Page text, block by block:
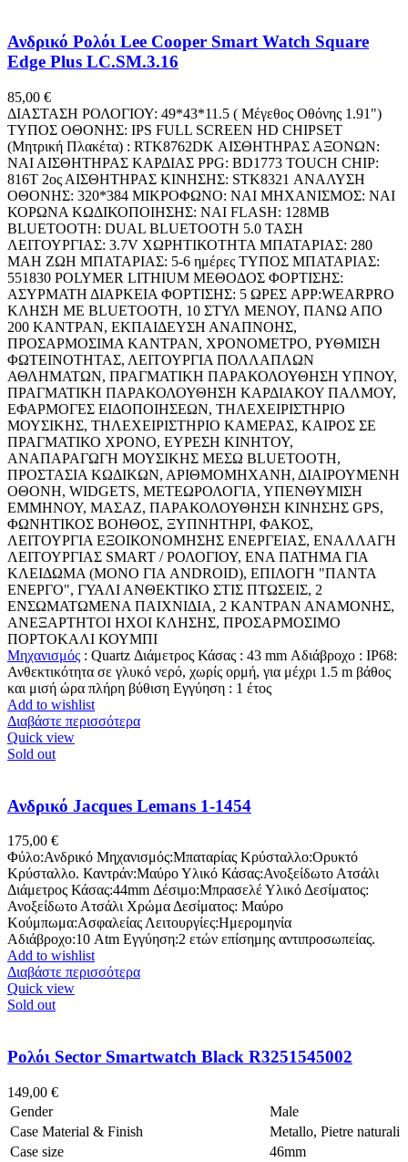
Ανδρικό Ρολόι Lee Cooper Smart Watch Square
Edge Plus LC.SM.3.16
85,00 €
ΔΙΑΣΤΑΣΗ ΡΟΛΟΓΙΟΥ: 49*43*11.5 ( Μέγεθος Οθόνης 1.91")
ΤΥΠΟΣ ΟΘΟΝΗΣ: IPS FULL SCREEN HD CHIPSET
(Μητρική Πλακέτα) : RTK8762DK ΑΙΣΘΗΤΗΡΑΣ ΑΞΟΝΩΝ:
ΝΑΙ ΑΙΣΘΗΤΗΡΑΣ ΚΑΡΔΙΑΣ PPG: BD1773 TOUCH CHIP:
816T 2ος ΑΙΣΘΗΤΗΡΑΣ ΚΙΝΗΣΗΣ: STK8321 ΑΝΑΛΥΣΗ
ΟΘΟΝΗΣ: 320*384 ΜΙΚΡΟΦΩΝΟ: ΝΑΙ ΜΗΧΑΝΙΣΜΟΣ: ΝΑΙ
ΚΟΡΩΝΑ ΚΩΔΙΚΟΠΟΙΗΣΗΣ: ΝΑΙ FLASH: 128MB
BLUETOOTH: DUAL BLUETOOTH 5.0 ΤΑΣΗ
ΛΕΙΤΟΥΡΓΙΑΣ: 3.7V ΧΩΡΗΤΙΚΟΤΗΤΑ ΜΠΑΤΑΡΙΑΣ: 280
MAH ΖΩΗ ΜΠΑΤΑΡΙΑΣ: 5-6 ημέρες ΤΥΠΟΣ ΜΠΑΤΑΡΙΑΣ:
551830 POLYMER LITHIUM ΜΕΘΟΔΟΣ ΦΟΡΤΙΣΗΣ:
ΑΣΥΡΜΑΤΗ ΔΙΑΡΚΕΙΑ ΦΟΡΤΙΣΗΣ: 5 ΩΡΕΣ APP:WEARPRO
ΚΛΗΣΗ ΜΕ BLUETOOTH, 10 ΣΤΥΛ ΜΕΝΟΥ, ΠΑΝΩ ΑΠΟ
200 ΚΑΝΤΡΑΝ, ΕΚΠΑΙΔΕΥΣΗ ΑΝΑΠΝΟΗΣ,
ΠΡΟΣΑΡΜΟΣΙΜΑ ΚΑΝΤΡΑΝ, ΧΡΟΝΟΜΕΤΡΟ, ΡΥΘΜΙΣΗ
ΦΩΤΕΙΝΟΤΗΤΑΣ, ΛΕΙΤΟΥΡΓΙΑ ΠΟΛΛΑΠΛΩΝ
ΑΘΛΗΜΑΤΩΝ, ΠΡΑΓΜΑΤΙΚΗ ΠΑΡΑΚΟΛΟΥΘΗΣΗ ΥΠΝΟΥ,
ΠΡΑΓΜΑΤΙΚΗ ΠΑΡΑΚΟΛΟΥΘΗΣΗ ΚΑΡΔΙΑΚΟΥ ΠΑΛΜΟΥ,
ΕΦΑΡΜΟΓΕΣ ΕΙΔΟΠΟΙΗΣΕΩΝ, ΤΗΛΕΧΕΙΡΙΣΤΗΡΙΟ
ΜΟΥΣΙΚΗΣ, ΤΗΛΕΧΕΙΡΙΣΤΗΡΙΟ ΚΑΜΕΡΑΣ, ΚΑΙΡΟΣ ΣΕ
ΠΡΑΓΜΑΤΙΚΟ ΧΡΟΝΟ, ΕΥΡΕΣΗ ΚΙΝΗΤΟΥ,
ΑΝΑΠΑΡΑΓΩΓΗ ΜΟΥΣΙΚΗΣ ΜΕΣΩ BLUETOOTH,
ΠΡΟΣΤΑΣΙΑ ΚΩΔΙΚΩΝ, ΑΡΙΘΜΟΜΗΧΑΝΗ, ΔΙΑΙΡΟΥΜΕΝΗ
ΟΘΟΝΗ, WIDGETS, ΜΕΤΕΩΡΟΛΟΓΙΑ, ΥΠΕΝΘΥΜΙΣΗ
ΕΜΜΗΝΟΥ, ΜΑΣΑΖ, ΠΑΡΑΚΟΛΟΥΘΗΣΗ ΚΙΝΗΣΗΣ GPS,
ΦΩΝΗΤΙΚΟΣ ΒΟΗΘΟΣ, ΞΥΠΝΗΤΗΡΙ, ΦΑΚΟΣ,
ΛΕΙΤΟΥΡΓΙΑ ΕΞΟΙΚΟΝΟΜΗΣΗΣ ΕΝΕΡΓΕΙΑΣ, ΕΝΑΛΛΑΓΗ
ΛΕΙΤΟΥΡΓΙΑΣ SMART / ΡΟΛΟΓΙΟΥ, ΕΝΑ ΠΑΤΗΜΑ ΓΙΑ
ΚΛΕΙΔΩΜΑ (ΜΟΝΟ ΓΙΑ ANDROID), ΕΠΙΛΟΓΗ "ΠΑΝΤΑ
ΕΝΕΡΓΟ", ΓΥΑΛΙ ΑΝΘΕΚΤΙΚΟ ΣΤΙΣ ΠΤΩΣΕΙΣ, 2
ΕΝΣΩΜΑΤΩΜΕΝΑ ΠΑΙΧΝΙΔΙΑ, 2 ΚΑΝΤΡΑΝ ΑΝΑΜΟΝΗΣ,
ΑΝΕΞΑΡΤΗΤΟΙ ΗΧΟΙ ΚΛΗΣΗΣ, ΠΡΟΣΑΡΜΟΣΙΜΟ
ΠΟΡΤΟΚΑΛΙ ΚΟΥΜΠΙ
Μηχανισμός : Quartz Διάμετρος Κάσας : 43 mm Αδιάβροχο : IP68:
Ανθεκτικότητα σε γλυκό νερό, χωρίς ορμή, για μέχρι 1.5 m βάθος
και μισή ώρα πλήρη βύθιση Εγγύηση : 1 έτος
Add to wishlist
Διαβάστε περισσότερα
Quick view
Sold out
Ανδρικό Jacques Lemans 1-1454
175,00 €
Φύλο:Ανδρικό Μηχανισμός:Μπαταρίας Κρύσταλλο:Ορυκτό
Κρύσταλλο. Καντράν:Μαύρο Υλικό Κάσας:Ανοξείδωτο Ατσάλι
Διάμετρος Κάσας:44mm Δέσιμο:Μπρασελέ Υλικό Δεσίματος:
Ανοξείδωτο Ατσάλι Χρώμα Δεσίματος: Μαύρο
Κούμπωμα:Ασφαλείας Λειτουργίες:Ημερομηνία
Αδιάβροχο:10 Atm Εγγύηση:2 ετών επίσημης αντιπροσωπείας.
Add to wishlist
Διαβάστε περισσότερα
Quick view
Sold out
Ρολόι Sector Smartwatch Black R3251545002
149,00 €
Gender
Male
Case Material & Finish
Metallo, Pietre naturali
Case size
46mm